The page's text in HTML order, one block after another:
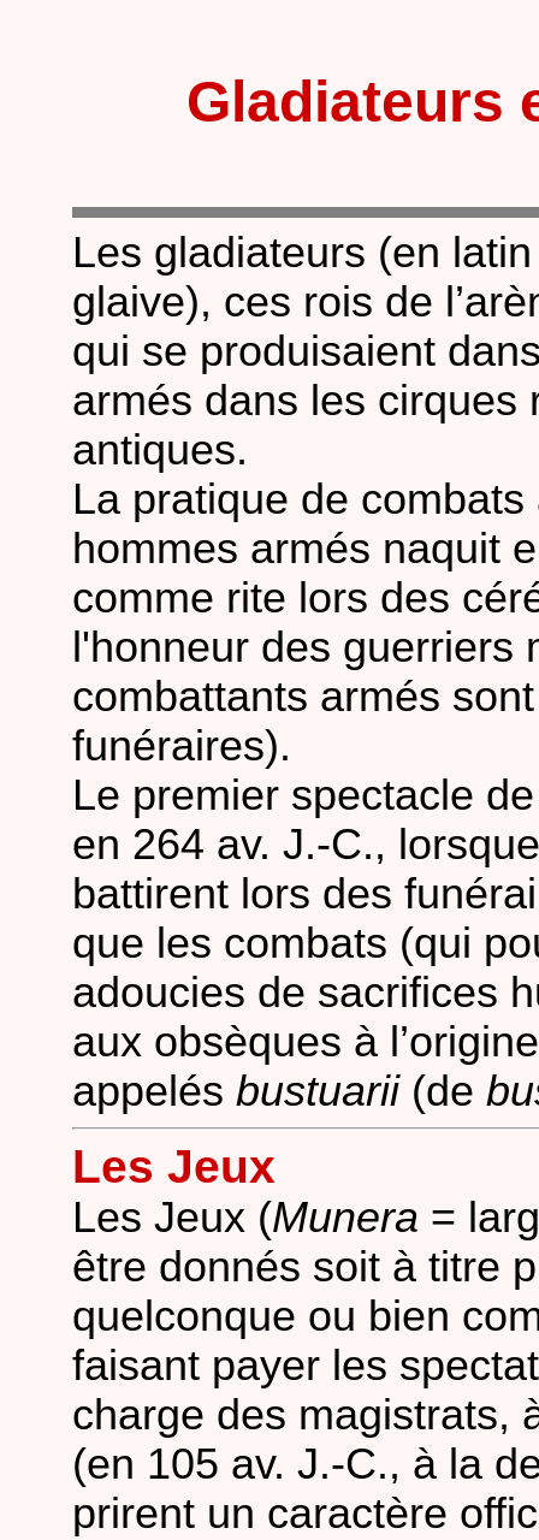
Gladiateurs
Les gladiateurs (en
glaive), ces rois de
qui se produisaient
armés dans les cirques
antiques.
La pratique de
hommes armés naquit
comme rite lors des
l'honneur des guerriers
combattants armés
funéraires).
Le premier spectacle
en 264 av. J.-C.,
battirent lors des
que les combats (qui
adoucies de sacrifices
aux obsèques à
appelés bustuarii (de
Les Jeux
Les Jeux (Munera =
être donnés soit à titre
quelconque ou bien
faisant payer les
charge des magistrats,
(en 105 av. J.-C., à la
prirent un caractère